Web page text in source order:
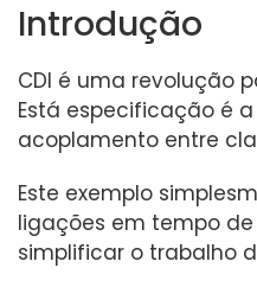
Introdução
CDI é uma revolução
Está especificação é
acoplamento entre
Este exemplo
ligações em tempo
simplificar o trabalho